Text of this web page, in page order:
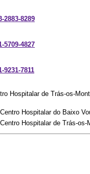
2883-8289
5709-4827
9231-7811
Hospitalar de Trás-os-
Hospitalar do Baixo
Hospitalar de Trás-